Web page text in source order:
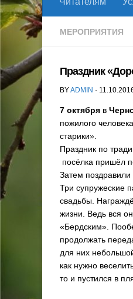
МЕРОПРИЯТИЯ
Праздник
BYADMIN ·
7 октября в
пожилого
старики».
Праздник по
посёлка пришёл
Затем поздравили
Три супружеские
свадьбы.
жизни. Ведь вся
«Бердским».
продолжать
для них
как нужно
то и пустился в